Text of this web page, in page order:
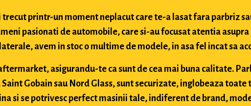
printr-un moment neplacut care te-a lasat fara parbriz
pasionati de automobile, care si-au focusat atentia asupra
avem in stoc o multime de modele, in asa fel incat sa
asigurandu-te ca sunt de cea mai buna calitate.
Gobain sau Nord Glass, sunt securizate, inglobeaza
si se potrivesc perfect masinii tale, indiferent de brand,